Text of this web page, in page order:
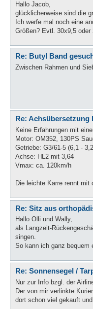
Hallo Jacob,
glücklicherweise sind die
Ich werfe mal noch eine
Größen? Evtl. 30x9,5 oder
Re: Butyl Band
Zwischen Rahmen und
Re: Achsübersetzung
Keine Erfahrungen mit
Motor: OM352, 130PS
Getriebe: G3/61-5 (6,1 -
Achse: HL2 mit 3,64
Vmax: ca. 120km/h
Die leichte Karre rennt mit
Re: Sitz aus
Hallo Olli und Wally,
als Langzeit-
singen.
So kann ich ganz bequem
Re: Sonnensegel /
Nur zur Info bzgl. der
Der von mir verlinkte
dort schon viel gekauft